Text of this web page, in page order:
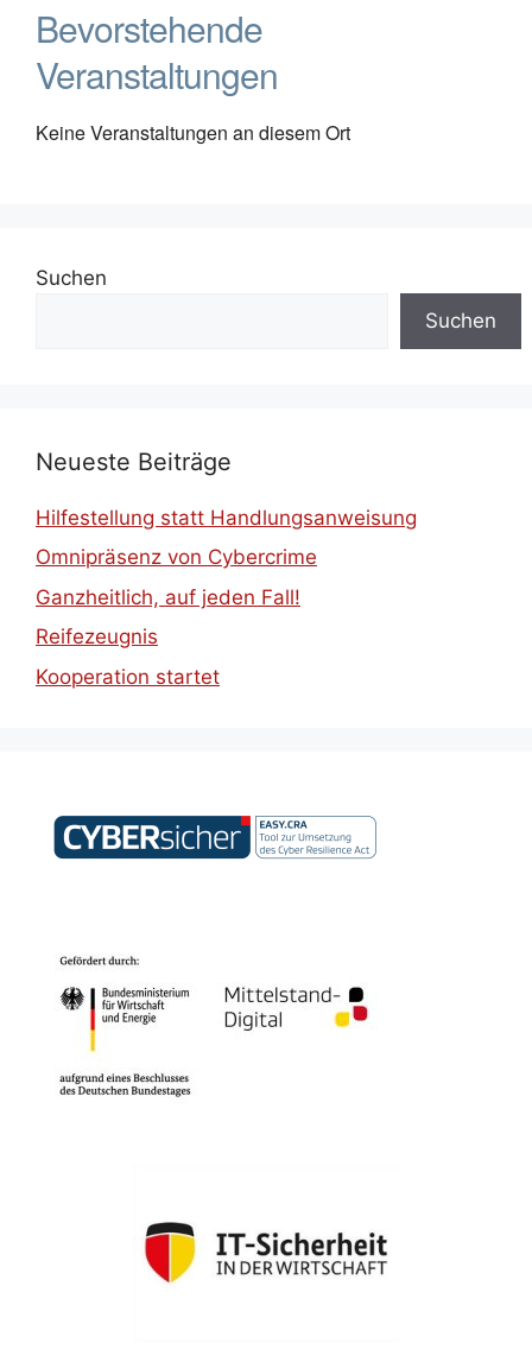
Bevorstehende
Veranstaltungen
Keine Veranstaltungen an diesem Ort
Suchen
Suchen
Neueste Beiträge
Hilfestellung statt Handlungsanweisung
Omnipräsenz von Cybercrime
Ganzheitlich, auf jeden Fall!
Reifezeugnis
Kooperation startet